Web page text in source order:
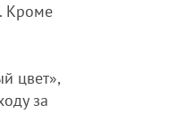
Кроме
цвет»,
за